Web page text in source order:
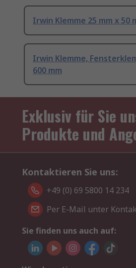
Irwin Klemme 25 mm x 50
Irwin Klemme,
600 mm
Exklusiv für Sie
Produkte und
Kontaktieren Sie uns:
+49 (0) 69 5800 14 234
Per E-Mail unter
Sie finden uns auch auf: